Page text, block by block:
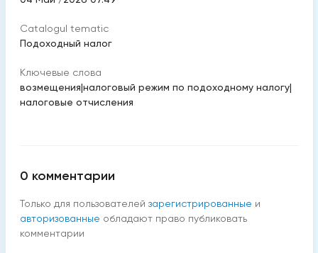
Catalogul tematic
Подоходный налог
Ключевые слова
возмещения|налоговый режим по подоходному налогу|
налоговые отчисления
0 комментарии
Только для пользователей зарегистрированные и
авторизованные обладают право публиковать
комментарии